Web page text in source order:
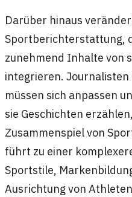
Darüber hinaus
Sportberichterstattung,
zunehmend Inhalte von
integrieren.
müssen sich anpassen
sie Geschichten
Zusammenspiel von
führt zu einer
Sportstile,
Ausrichtung von